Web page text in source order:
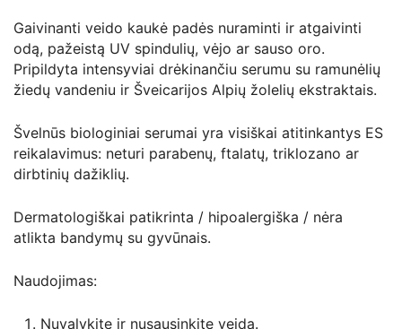
Gaivinanti veido kaukė padės nuraminti ir atgaivinti
odą, pažeistą UV spindulių, vėjo ar sauso oro.
Pripildyta intensyviai drėkinančiu serumu su ramunėlių
žiedų vandeniu ir Šveicarijos Alpių žolelių ekstraktais.
Švelnūs biologiniai serumai yra visiškai atitinkantys ES
reikalavimus: neturi parabenų, ftalatų, triklozano ar
dirbtinių dažiklių.
Dermatologiškai patikrinta / hipoalergiška / nėra
atlikta bandymų su gyvūnais.
Naudojimas:
Nuvalykite ir nusausinkite veidą.